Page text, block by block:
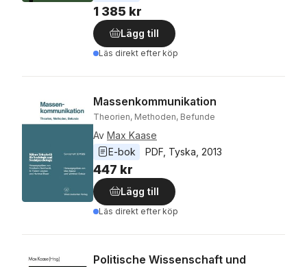
1 385 kr
Lägg till
Läs direkt efter köp
Massenkommunikation
Theorien, Methoden, Befunde
Av Max Kaase
E-bok
PDF Tyska 2013
447 kr
Lägg till
Läs direkt efter köp
Politische Wissenschaft und